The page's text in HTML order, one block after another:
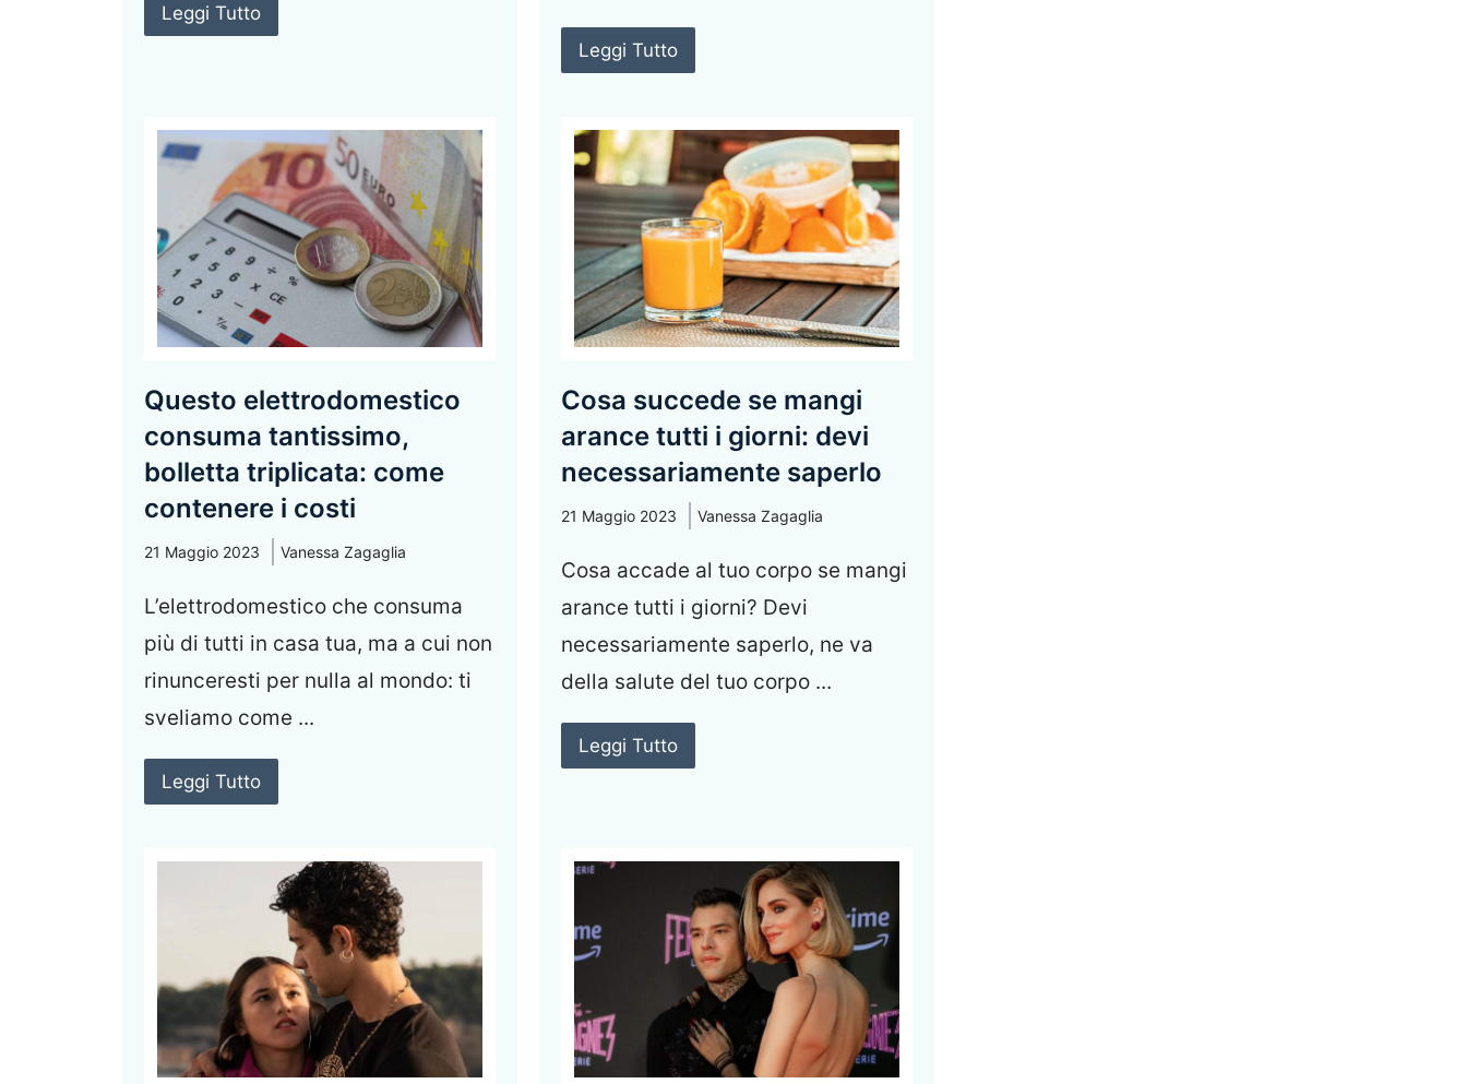
Leggi Tutto
Leggi Tutto
Questo elettrodomestico
consuma tantissimo,
bolletta triplicata: come
contenere i costi
21 Maggio 2023 Vanessa Zagaglia
L’elettrodomestico che consuma
più di tutti in casa tua, ma a cui non
rinunceresti per nulla al mondo: ti
sveliamo come ...
Leggi Tutto
Cosa succede se mangi
arance tutti i giorni: devi
necessariamente saperlo
21 Maggio 2023 Vanessa Zagaglia
Cosa accade al tuo corpo se mangi
arance tutti i giorni? Devi
necessariamente saperlo, ne va
della salute del tuo corpo ...
Leggi Tutto